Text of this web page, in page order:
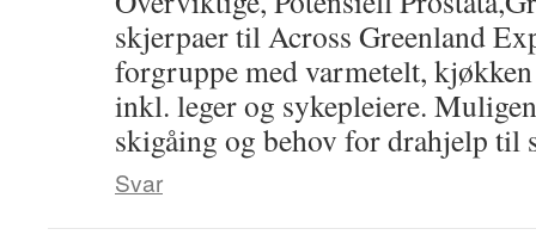
skjerpaer til Across Greenland
forgruppe med varmetelt,
inkl. leger og sykepleiere.
skigåing og behov for drahjelp til
Svar